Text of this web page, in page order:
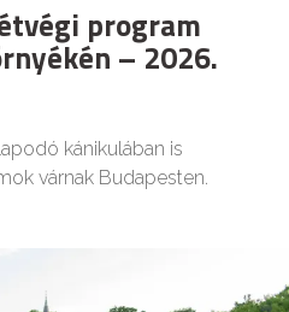
program
– 2026.
kánikulában is
várnak Budapesten.